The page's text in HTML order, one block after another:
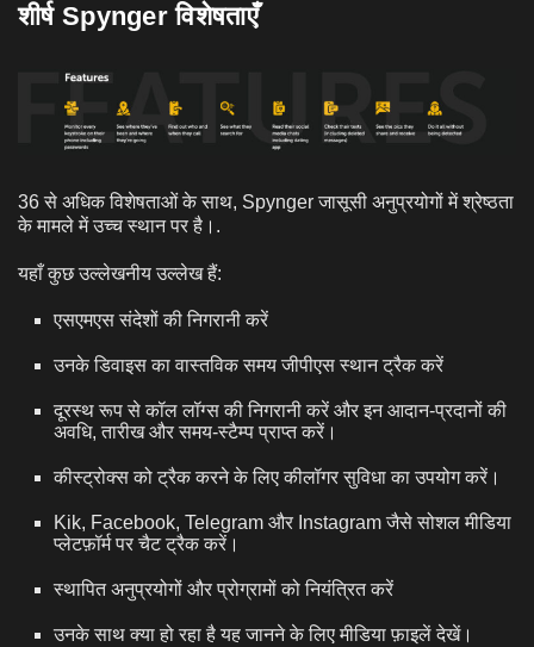
शीर्ष Spynger विशेषताएँ
36 से अधिक विशेषताओं के साथ, Spynger जासूसी अनुप्रयोगों में श्रेष्ठता
के मामले में उच्च स्थान पर है।.
यहाँ कुछ उल्लेखनीय उल्लेख हैं:
एसएमएस संदेशों की निगरानी करें
उनके डिवाइस का वास्तविक समय जीपीएस स्थान ट्रैक करें
दूरस्थ रूप से कॉल लॉग्स की निगरानी करें और इन आदान-प्रदानों की
अवधि, तारीख और समय-स्टैम्प प्राप्त करें।
कीस्ट्रोक्स को ट्रैक करने के लिए कीलॉगर सुविधा का उपयोग करें।
Kik, Facebook, Telegram और Instagram जैसे सोशल मीडिया
प्लेटफ़ॉर्म पर चैट ट्रैक करें।
स्थापित अनुप्रयोगों और प्रोग्रामों को नियंत्रित करें
उनके साथ क्या हो रहा है यह जानने के लिए मीडिया फ़ाइलें देखें।